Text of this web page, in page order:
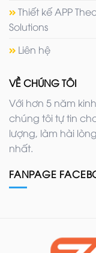
Thiết kế APP
Solutions
Liên hệ
VỀ CHÚNG TÔI
Với hơn 5 năm
chúng tôi tự tin
lượng, làm hài
nhất.
FANPAGE